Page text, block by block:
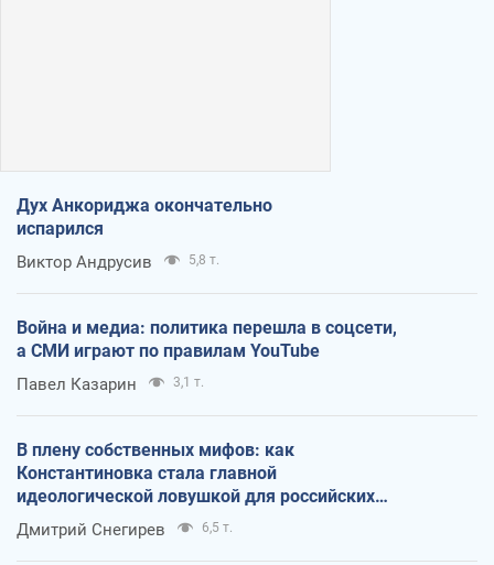
Дух Анкориджа окончательно
испарился
Виктор Андрусив 5,8 т.
Война и медиа: политика перешла в соцсети,
а СМИ играют по правилам YouTube
Павел Казарин 3,1 т.
В плену собственных мифов: как
Константиновка стала главной
идеологической ловушкой для российских
оккупантов
Дмитрий Снегирев 6,5 т.